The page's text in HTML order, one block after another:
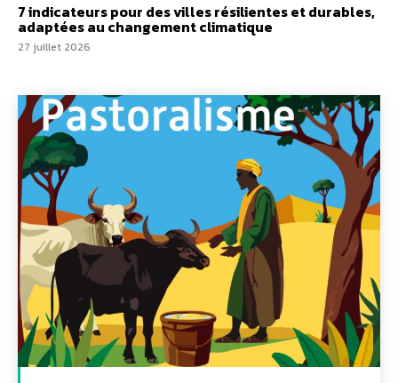
7 indicateurs pour des villes résilientes et durables,
adaptées au changement climatique
27 juillet 2026